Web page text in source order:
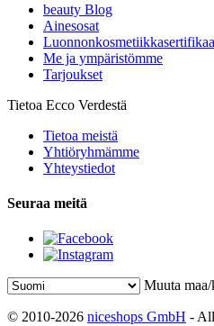
beauty Blog
Ainesosat
Me ja ympäristömme
Tarjoukset
Tietoa Ecco Verdestä
Tietoa meistä
Yhtiöryhmämme
Yhteystiedot
Seuraa meitä
Muuta
© 2010-2026 niceshops GmbH -